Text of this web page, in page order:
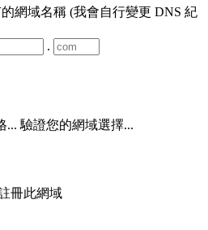
網域名稱 (我會自行變更 DNS 紀
.
... 驗證您的網域選擇...
冊此網域